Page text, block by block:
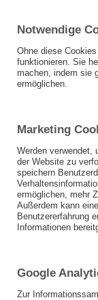
SPRACHE
Notwendige
Ohne diese
funktionieren. Sie
machen, indem sie
ermöglichen.
Marketing
Werden verwendet,
der Website zu
speichern
ermöglichen, mehr
Außerdem kann
Benutzererfahrung
Informationen
Google
Zur